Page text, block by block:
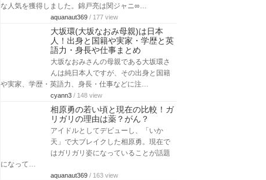
な人気を獲得しました。錦戸亮は関ジャニ∞…
aquanaut369 / 177 view
大坂環(大坂なおみ母親)は日本
人！出身と国籍や実家・学歴と英
語力・身長や仕事まとめ
大坂なおみさんの母親である大坂環さ
んは純日本人ですが、その出身と国籍
や実家、学歴・英語力、身長・仕事などに注…
cyann3 / 148 view
相原勇の若い頃と現在の比較！ガ
リガリの理由は薬？がん？
アイドルとしてデビューし、「いか
天」で大ブレイクした相原勇。現在で
はガリガリ姿になっていることが話題
になって…
aquanaut369 / 163 view